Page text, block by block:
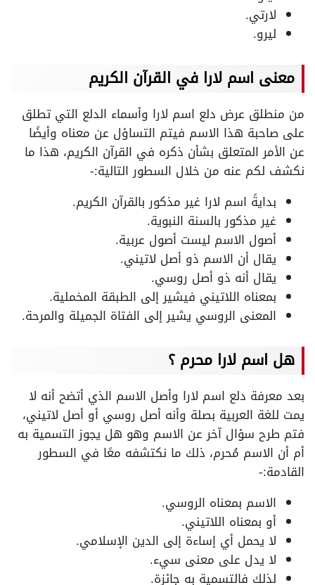
لارتي.
ليرو.
معنى اسم لارا في القرآن الكريم
من منطلق عرض دلع اسم لارا وأسماء الدلع التي تطلق
على صاحبة هذا الاسم فيتم التساؤل عن معناه وأيضًا
عن الأمر المتعلق بشأن ذكره في القرآن الكريم، هذا ما
نكشف لكم عنه من خلال السطور التالية:-
بدايةً اسم لارا غير مذكور بالقرآن الكريم.
غير مذكور بالسنة النبوية.
أصول الاسم ليست أصول عربية.
يقال أن الاسم ذو أصل لاتيني.
يقال أنه ذو أصل روسي.
بمعناه اللاتيني فيشير إلى الطبقة المخملية.
المعنى الروسي يشير إلى الفتاة الجميلة والمرحة.
هل اسم لارا محرم ؟
بعد معرفة دلع اسم لارا وأصل الاسم الذي أتضح أنه لا
يمت للغة العربية بصلة وأنه أصل روسي أو أصل لاتيني،
فتم طرح سؤال آخر عن الاسم وهو هل يجوز التسمية به
أم أن الاسم مُحرم، ذلك ما نكتشفه معًا في السطور
القادمة:-
الاسم بمعناه الروسي.
أو بمعناه اللاتيني.
لا يحمل أي إساءة إلى الدين الإسلامي.
لا يدل على معنى سيء.
لذلك فالتسمية به جائزة.